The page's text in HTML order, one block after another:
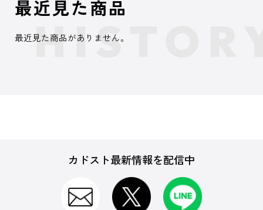
最近見た商品
最近見た商品がありません。
カドスト最新情報を配信中